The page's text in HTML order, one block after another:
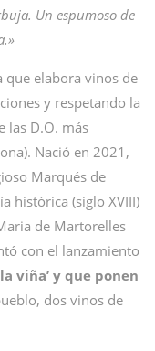
Un espumoso de
que elabora vinos de
y respetando la
las D.O. más
Nació en 2021,
Marqués de
histórica (siglo XVIII)
de Martorelles
con el lanzamiento
viña’ y que ponen
dos vinos de